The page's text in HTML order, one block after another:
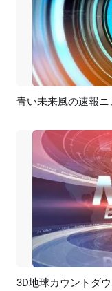
プ
青い未来風の速報
プ
3D地球カウントダ